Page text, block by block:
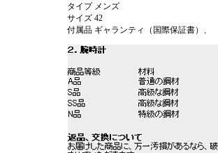
タイプ メンズ
サイズ 42
付属品 ギャランティ（国際保証書）